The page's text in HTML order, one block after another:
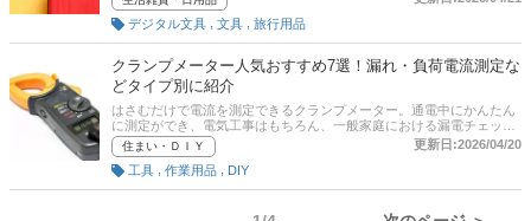
おすすめ商品を紹介。後半には通販サイトの最新人気ランキングのリ
ンクもあるので、売れ筋や口コミを確認してみよう。
デジタル文具
文具 旅行用品
クランプメーター人気おすすめ7選！漏れ・負荷電流測定な
どタイプ別に紹介
はさむだけで電流を測定できるクランプメーター。通電中にかんたん
に測定ができ、電気工事はもちろん、一般家庭における漏電チェック
や契約アンペア数の見直しにも使えます。本記事では、交流電流
（AC）に対応しているタイプ、直流電流（DC）に対応しているタイ
プ、そして、直流・交流どちらの電流も測定できるタイプなど、クラ
ンプメーターの選び方とおすすめ商品をご紹介します。記事後半に
口コミを確認してみてくださいね。
住まい・ＤＩＹ
更新日:2026/04/20
工具
作業用品 DIY